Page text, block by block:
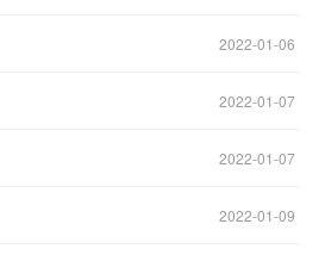
2022-01-06
2022-01-07
2022-01-07
2022-01-09